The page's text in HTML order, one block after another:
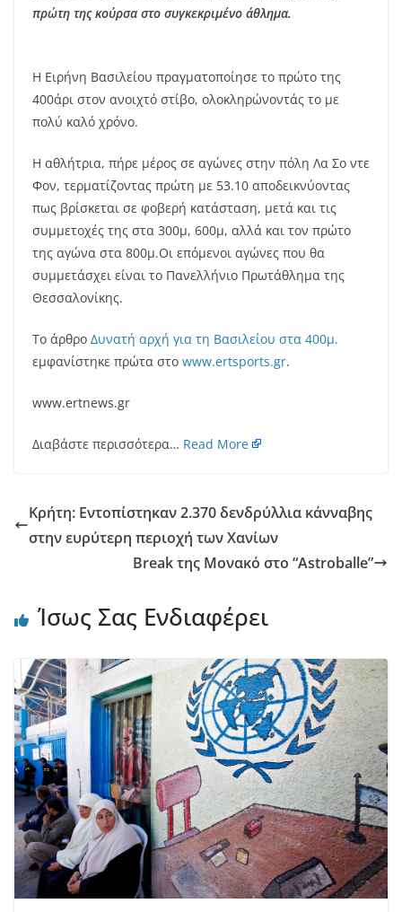
πρώτη της κούρσα στο συγκεκριμένο άθλημα.
Η Ειρήνη Βασιλείου πραγματοποίησε το πρώτο της
400άρι στον ανοιχτό στίβο, ολοκληρώνοντάς το με
πολύ καλό χρόνο.
Η αθλήτρια, πήρε μέρος σε αγώνες στην πόλη Λα Σο ντε
Φον, τερματίζοντας πρώτη με 53.10 αποδεικνύοντας
πως βρίσκεται σε φοβερή κατάσταση, μετά και τις
συμμετοχές της στα 300μ, 600μ, αλλά και τον πρώτο
της αγώνα στα 800μ.Οι επόμενοι αγώνες που θα
συμμετάσχει είναι το Πανελλήνιο Πρωτάθλημα της
Θεσσαλονίκης.
Το άρθρο Δυνατή αρχή για τη Βασιλείου στα 400μ.
εμφανίστηκε πρώτα στο www.ertsports.gr.
www.ertnews.gr
Διαβάστε περισσότερα… Read More
Κρήτη: Εντοπίστηκαν 2.370 δενδρύλλια κάνναβης
στην ευρύτερη περιοχή των Χανίων
Break της Μονακό στο “Astroballe”
Ίσως Σας Ενδιαφέρει